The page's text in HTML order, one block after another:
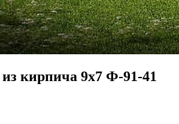
кирпича 9x7 Ф-91-41